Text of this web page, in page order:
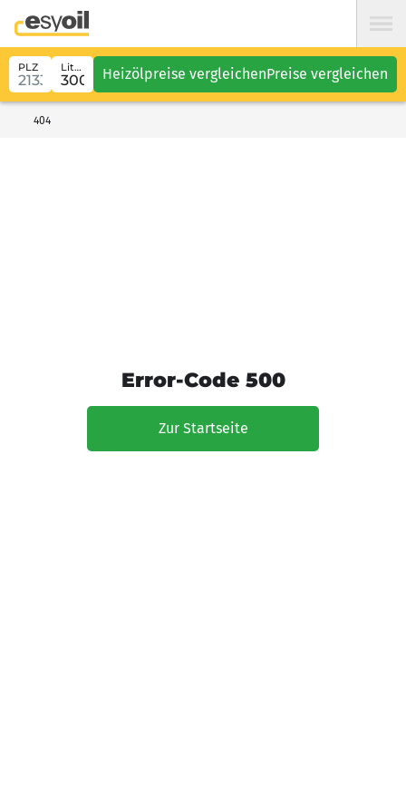
PLZ Liter Heizölpreise vergleichenPreise vergleichen
404
Error-Code 500
Zur Startseite